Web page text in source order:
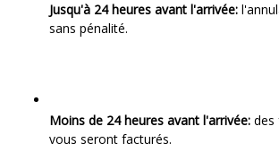
Jusqu'à 24 heures avant l'arrivée:
sans pénalité.
Moins de 24 heures avant l'arrivée: des
vous seront facturés.